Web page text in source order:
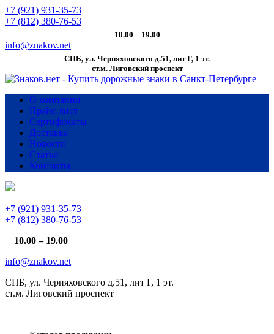
+7 (921) 931-35-73
+7 (812) 380-76-53
10.00 – 19.00
info@znakov.net
СПБ, ул. Черняховского д.51, лит Г, 1 эт.
cт.м. Лиговский проспект
О компании
Прайс-лист
Сертификаты
Доставка
Новости
Статьи
Контакты
+7 (921) 931-35-73
+7 (812) 380-76-53
10.00 – 19.00
info@znakov.net
СПБ, ул. Черняховского д.51, лит Г, 1 эт.
cт.м. Лиговский проспект